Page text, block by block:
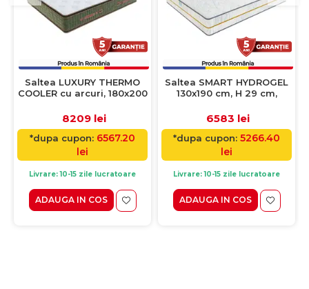
Saltea LUXURY THERMO
COOLER cu arcuri, 180x200
8209 lei
*dupa cupon: 6567.20
lei
Livrare: 10-15 zile lucratoare
ADAUGA IN COS
Saltea SMART HYDROGEL
130x190 cm, H 29 cm,
6583 lei
*dupa cupon: 5266.40
lei
Livrare: 10-15 zile lucratoare
ADAUGA IN COS